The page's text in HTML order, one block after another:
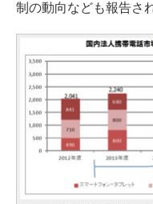
制の動向なども報告さ